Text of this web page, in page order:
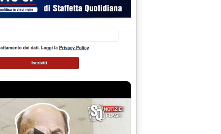
Usa. Adt: profonda preoccupazione, l'Italia respinga il tentativo”